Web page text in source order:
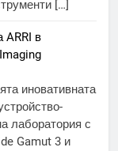
[…]
ARRI в
иновативната
лаборатория с
Gamut 3 и